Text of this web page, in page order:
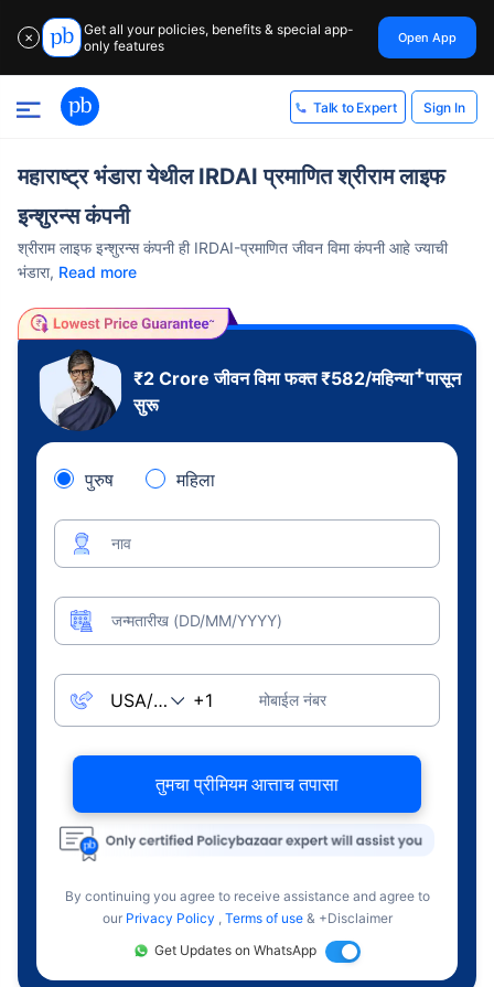
✕
Get all your policies, benefits & special app-
only features
Open App
Talk to Expert Sign In
महाराष्ट्र भंडारा येथील IRDAI प्रमाणित श्रीराम लाइफ
इन्शुरन्स कंपनी
श्रीराम लाइफ इन्शुरन्स कंपनी ही IRDAI-प्रमाणित जीवन विमा कंपनी आहे ज्याची
भंडारा, Read more
₹2 Croreजीवन विमा फक्त₹582/महिन्या+पासून
सुरू
पुरुष महिला
नाव
जन्मतारीख (DD/MM/YYYY)
मोबाईल नंबर
तुमचा प्रीमियम आत्ताच तपासा
By continuing you agree to receive assistance and agree to
our Privacy Policy , Terms of use & +Disclaimer
Get Updates on WhatsApp